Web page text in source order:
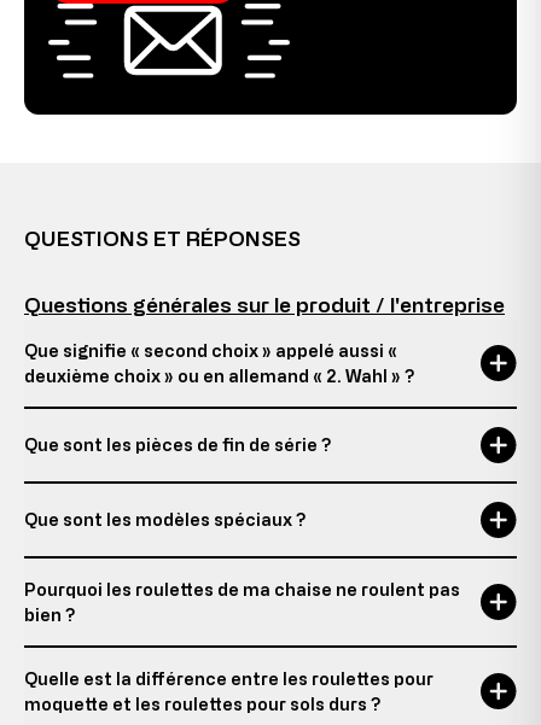
QUESTIONS ET RÉPONSES
Questions générales sur le produit / l'entreprise
Que signifie « second choix » appelé aussi «
deuxième choix » ou en allemand « 2. Wahl » ?
Que sont les pièces de fin de série ?
Que sont les modèles spéciaux ?
Pourquoi les roulettes de ma chaise ne roulent pas
bien ?
Quelle est la différence entre les roulettes pour
moquette et les roulettes pour sols durs ?